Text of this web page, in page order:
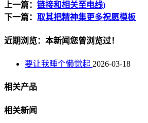
上一篇： 链接和相关至电线)
下一篇： 取其把精神集更多祝愿模板
近期浏览：本新闻您曾浏览过！
要让我睡个懒觉起 2026-03-18
相关产品
相关新闻